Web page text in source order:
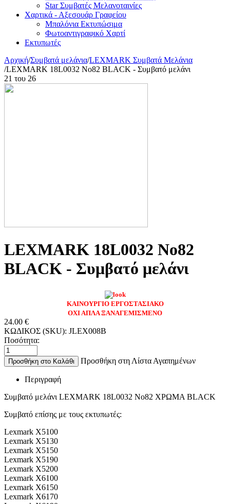
Star Συμβατές Μελανοταινίες
Χαρτικά - Αξεσουάρ Γραφείου
Μπαλόνια Εκτυπώσιμα
Φωτοαντιγραφικό Χαρτί
Εκτυπωτές
Αρχική/Συμβατά μελάνια/LEXMARK Συμβατά Μελάνια
/LEXMARK 18L0032 No82 BLACK - Συμβατό μελάνι
21 του 26
LEXMARK 18L0032 No82
BLACK - Συμβατό μελάνι
ΚΑΙΝΟΥΡΓΙΟ ΕΡΓΟΣΤΑΣΙΑΚΟ
ΟΧΙ ΑΠΛΑ ΞΑΝΑΓΕΜΙΣΜΕΝΟ
24.00 €
ΚΩΔΙΚΟΣ (SKU): JLEX008B
Ποσότητα:
Προσθήκη στο Καλάθι Προσθήκη στη Λίστα Αγαπημένων
Περιγραφή
Συμβατό μελάνι LEXMARK 18L0032 No82 ΧΡΩΜΑ BLACK
Συμβατό επίσης με τους εκτυπωτές:
Lexmark X5100
Lexmark X5130
Lexmark X5150
Lexmark X5190
Lexmark X5200
Lexmark X6100
Lexmark X6150
Lexmark X6170